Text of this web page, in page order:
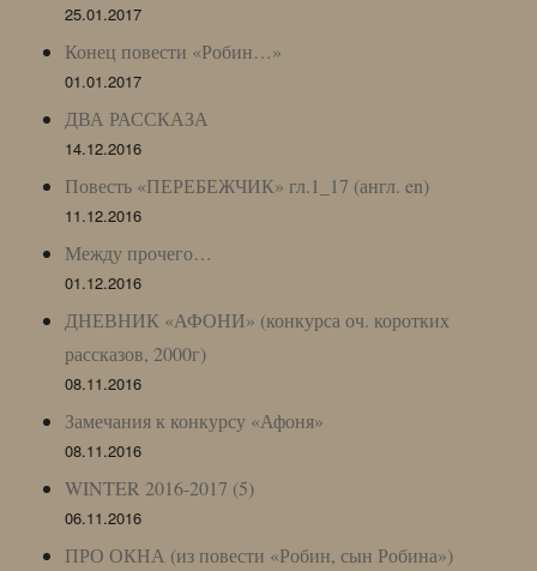
25.01.2017
Конец повести «Робин…»
01.01.2017
ДВА РАССКАЗА
14.12.2016
Повесть «ПЕРЕБЕЖЧИК» гл.1_17 (англ. en)
11.12.2016
Между прочего…
01.12.2016
ДНЕВНИК «АФОНИ» (конкурса оч. коротких
рассказов, 2000г)
08.11.2016
Замечания к конкурсу «Афоня»
08.11.2016
WINTER 2016-2017 (5)
06.11.2016
ПРО ОКНА (из повести «Робин, сын Робина»)